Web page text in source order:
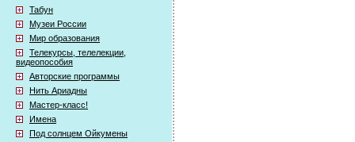
Табун
Музеи России
Мир образования
Телекурсы, телелекции,
видеопособия
Авторские программы
Нить Ариадны
Мастер-класс!
Имена
Под солнцем Ойкумены